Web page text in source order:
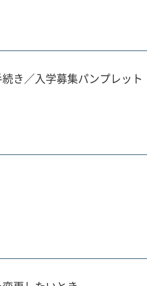
き／入学募集パンプレット